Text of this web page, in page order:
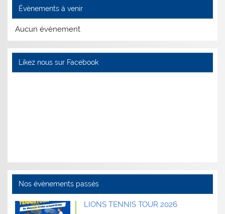
Évènements à venir
Aucun évènement
Likez nous sur Facebook
Nos évènements passés
LIONS TENNIS TOUR 2026